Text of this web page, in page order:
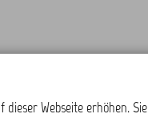
dieser Webseite erhöhen. Sie